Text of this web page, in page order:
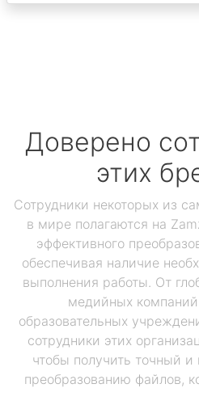
Доверено
этих
Сотрудники некоторых из
в мире полагаются на
эффективного
обеспечивая наличие
выполнения работы. От
медийных
образовательных
сотрудники этих
чтобы получить точный
преобразованию файлов,